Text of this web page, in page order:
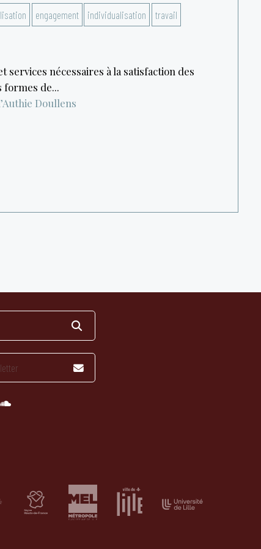
engagement individualisation travail
services nécessaires à la satisfaction des
formes de...
Doullens